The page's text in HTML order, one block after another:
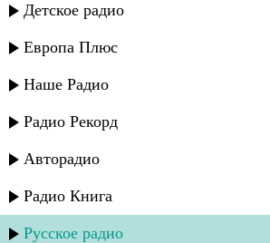
Детское радио
Европа Плюс
Наше Радио
Радио Рекорд
Авторадио
Радио Книга
Русское радио
Аслан Идрисов - Махачкала
Камила Мурсалова и Аслан
любовь
Аслан Идрисов - Народная
Прямое попадание и Аслан
Осенний дождь